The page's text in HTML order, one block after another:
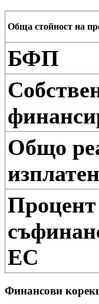
Обща стойност на
БФП
Общо
ЕС
Финансови